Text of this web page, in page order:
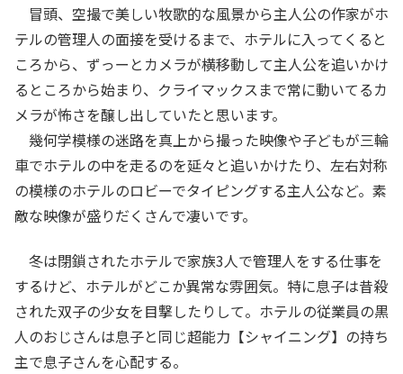
冒頭、空撮で美しい牧歌的な風景から主人公の作家がホ
テルの管理人の面接を受けるまで、ホテルに入ってくると
ころから、ずっーとカメラが横移動して主人公を追いかけ
るところから始まり、クライマックスまで常に動いてるカ
メラが怖さを醸し出していたと思います。
幾何学模様の迷路を真上から撮った映像や子どもが三輪
車でホテルの中を走るのを延々と追いかけたり、左右対称
の模様のホテルのロビーでタイピングする主人公など。素
敵な映像が盛りだくさんで凄いです。
冬は閉鎖されたホテルで家族3人で管理人をする仕事を
するけど、ホテルがどこか異常な雰囲気。特に息子は昔殺
された双子の少女を目撃したりして。ホテルの従業員の黒
人のおじさんは息子と同じ超能力【シャイニング】の持ち
主で息子さんを心配する。